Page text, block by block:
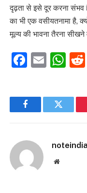
दृढ़ता से इसे दूर करना संभव
का भी एक वसीयतनामा है,
मूल्य की भावना तैरना सीखने
Email
FacebookTwitter
noteindia
Website